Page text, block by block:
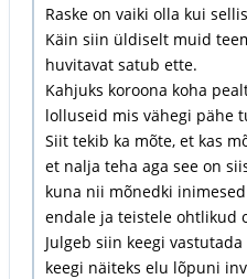
Raske on vaiki olla kui
Käin siin üldiselt muid
huvitavat satub ette.
Kahjuks koroona koha
lolluseid mis vähegi pähe
Siit tekib ka mõte, et kas
et nalja teha aga see on
kuna nii mõnedki
endale ja teistele ohtlikud
Julgeb siin keegi
keegi näiteks elu lõpuni